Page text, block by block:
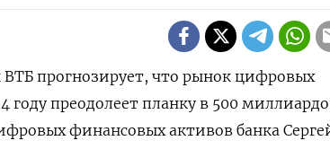
прогнозирует, что рынок цифровых
преодолеет планку в 500
финансовых активов банка